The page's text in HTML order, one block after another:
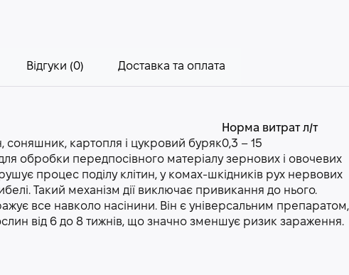
Відгуки (0) Доставка та оплата
Норма витрат л/т
соняшник, картопля і цукровий буряк0,3 – 15
обробки передпосівного матеріалу зернових і овочевих
процес поділу клітин, у комах-шкідників рух нервових
Такий механізм дії виключає привикання до нього.
все навколо насінини. Він є універсальним препаратом,
від 6 до 8 тижнів, що значно зменшує ризик зараження.